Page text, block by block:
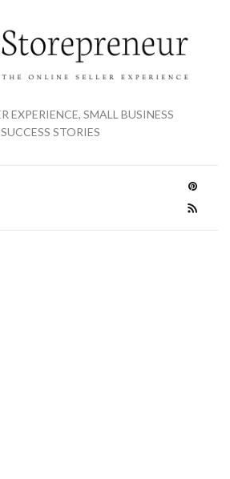
EXPERIENCE, SMALL BUSINESS
SUCCESS STORIES